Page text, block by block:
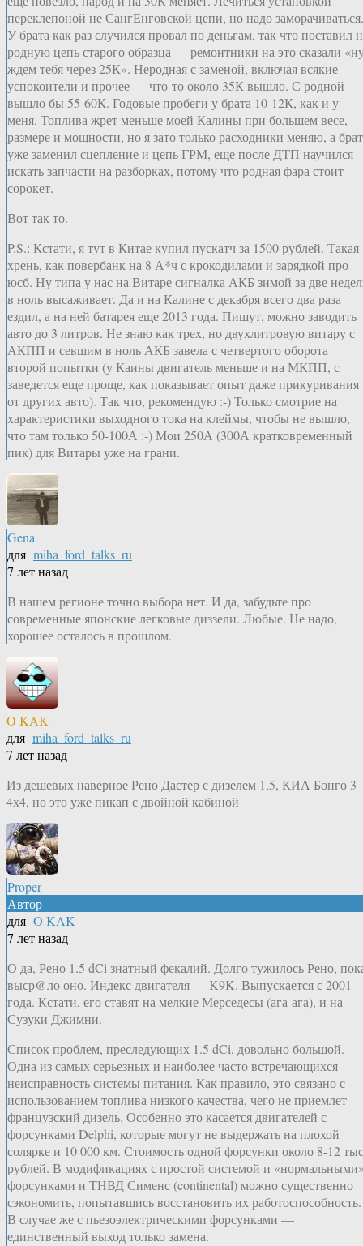
переклепоной не СангЕнговской цепи, но надо заморачиваться.
У брата как раз случился провал по деньгам, так что поставил
родную цепь старого образца — ремонтники на это сказали
ждем тебя через 25К». Неродная с заменой, включая всякие
успокоители и прочее — что-то около 35К вышло. С родной
вышло бы 55-60К. Годовые пробеги у брата 10-12К, как и у
меня. Топлива жрет меньше моей Калины при большем весе,
размере и мощности, но я зато только расходники меняю, а брат
уже заменил сцепление и цепь ГРМ, еще после ДТП научился
искать запчасти на разборках, потому что родная фара стоит
сорокет.
Вот так то.
P.S.: Кстати, я тут в Китае купил пускатч за 1500 рублей. Такая
хрень, как повербанк на 8 А*ч с крокодилами и зарядкой про
юсб. Ну типа у нас на Витаре сигналка АКБ зимой за две
в ноль высаживает. Да и на Калине с декабря всего два раза
ездил, а на ней батарея еще 2013 года. Пишут, можно заводить
авто до 3 литров. Не знаю как трех, но двухлитровую витару с
АКПП и севшим в ноль АКБ завела с четвертого оборота
второй попытки (у Каины двигатель меньше и на МКПП, с
заведется еще проще, как показывает опыт даже прикуривания
от других авто). Так что, рекомендую :-) Только смотрие на
характеристики выходного тока на клеймы, чтобы не вышло,
что там только 50-100А :-) Мои 250А (300А кратковременный
пик) для Витары уже на грани.
Gena
для miha_ford_talks_ru
7 лет назад
В нашем регионе точно выбора нет. И да, забудьте про
современные японские легковые диззели. Любые. Не надо,
хорошее осталось в прошлом.
O KAK
для miha_ford_talks_ru
7 лет назад
Из дешевых наверное Рено Дастер с дизелем 1,5, КИА Бонго 3
4х4, но это уже пикап с двойной кабиной
Proper
Автор
для O KAK
7 лет назад
О да, Рено 1.5 dCi знатный фекалий. Долго тужилось Рено,
выср@ло оно. Индекс двигателя — K9K. Выпускается с 2001
года. Кстати, его ставят на мелкие Мерседесы (ага-ага), и на
Сузуки Джимни.
Список проблем, преследующих 1.5 dCi, довольно большой.
Одна из самых серьезных и наиболее часто встречающихся –
неисправность системы питания. Как правило, это связано с
использованием топлива низкого качества, чего не приемлет
французский дизель. Особенно это касается двигателей с
форсунками Delphi, которые могут не выдержать на плохой
солярке и 10 000 км. Стоимость одной форсунки около 8-12
рублей. В модификациях с простой системой и
форсунками и ТНВД Сименс (continental) можно существенно
сэкономить, попытавшись восстановить их работоспособность.
В случае же с пьезоэлектрическими форсунками —
единственный выход только замена.